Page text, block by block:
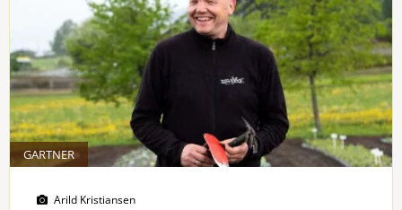
GARTNER
Arild Kristiansen